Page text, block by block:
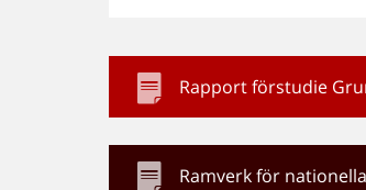
Rapport förstudie
Ramverk för